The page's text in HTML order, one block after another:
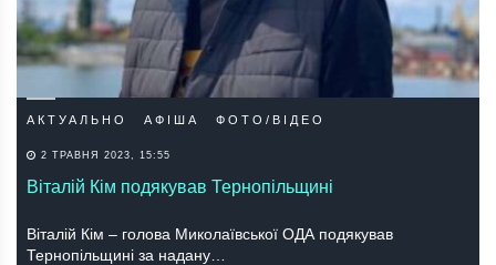
АКТУАЛЬНО АФІША ФОТО/ВІДЕО
2 ТРАВНЯ 2023, 15:55
Віталій Кім подякував Тернопільщині
Віталій Кім – голова Миколаївської ОДА подякував
Тернопільщині за надану…